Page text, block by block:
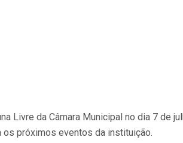
Livre da Câmara Municipal no dia 7 de
próximos eventos da instituição.